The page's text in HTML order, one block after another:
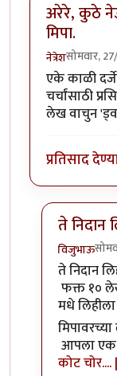
अरेरे, कुठे
मिपा.
नेत्रेशसोमवार,
एके काळी
चर्चांसाठी
लेख वाचुन
प्रतिसाद
ते निदान
विजुभाऊ
In reply
ते निदान
फक्त १०
मधे
आपला एक
कोट